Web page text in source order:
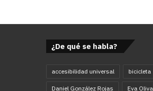
¿De qué se habla?
accesibilidad universal bicicleta
Daniel González Rojas Eva Oliva